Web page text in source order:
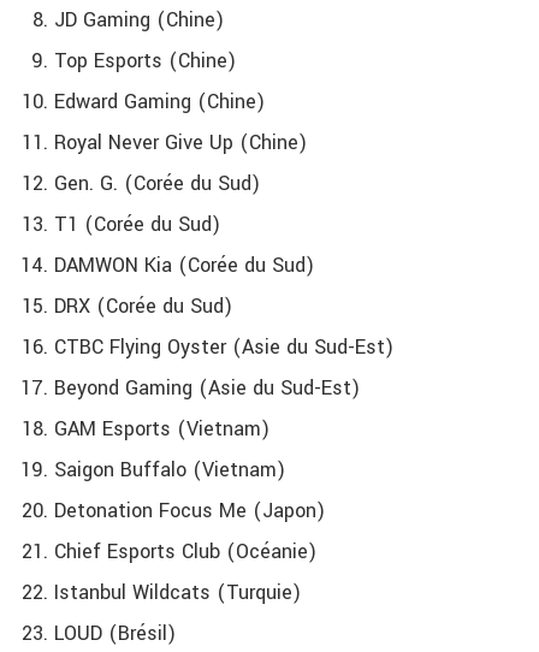
JD Gaming (Chine)
Top Esports (Chine)
Edward Gaming (Chine)
Royal Never Give Up (Chine)
Gen. G. (Corée du Sud)
T1 (Corée du Sud)
DAMWON Kia (Corée du Sud)
DRX (Corée du Sud)
CTBC Flying Oyster (Asie du Sud-Est)
Beyond Gaming (Asie du Sud-Est)
GAM Esports (Vietnam)
Saigon Buffalo (Vietnam)
Detonation Focus Me (Japon)
Chief Esports Club (Océanie)
Istanbul Wildcats (Turquie)
LOUD (Brésil)